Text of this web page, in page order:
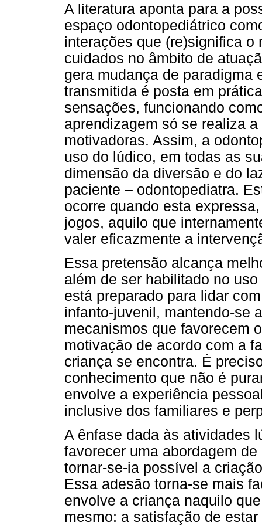
A literatura aponta para a
espaço odontopediátrico
interações que (re)significa
cuidados no âmbito de
gera mudança de paradigma
transmitida é posta em
sensações, funcionando
aprendizagem só se realiza
motivadoras. Assim, a
uso do lúdico, em todas as
dimensão da diversão e do
paciente – odontopediatra.
ocorre quando esta
jogos, aquilo que
valer eficazmente a
Essa pretensão alcança
além de ser habilitado no
está preparado para lidar
infanto-juvenil, mantendo-se
mecanismos que favorecem
motivação de acordo com a
criança se encontra. É
conhecimento que não é
envolve a experiência
inclusive dos familiares e
A ênfase dada às atividades
favorecer uma abordagem
tornar-se-ia possível a
Essa adesão torna-se mais
envolve a criança naquilo
mesmo: a satisfação de